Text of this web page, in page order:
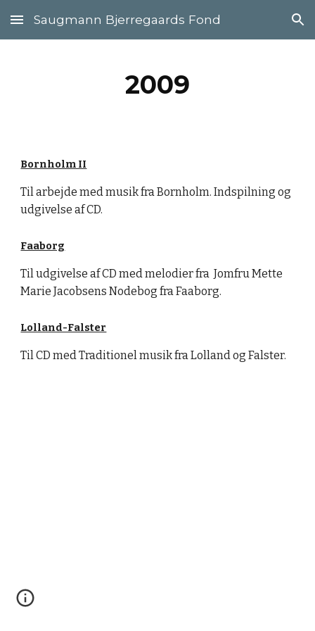
Skip to main content Skip to navigation
Saugmann Bjerregaards Fond
2009
Bornholm II
Til arbejde med musik fra Bornholm. Indspilning og
udgivelse af CD.
Faaborg
Til udgivelse af CD med melodier fra Jomfru Mette
Marie Jacobsens Nodebog fra Faaborg.
Lolland-Falster
Til CD med Traditionel musik fra Lolland og Falster.